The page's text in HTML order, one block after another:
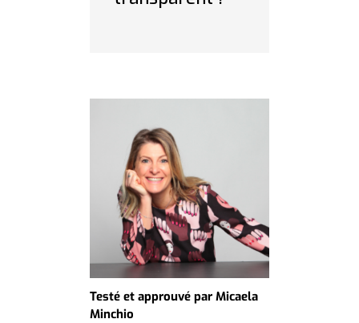
Testé et approuvé par Micaela
Minchio